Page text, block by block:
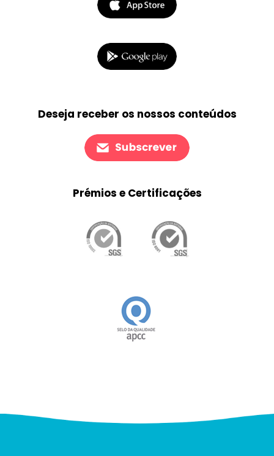
Deseja receber os nossos conteúdos
Prémios e Certificações